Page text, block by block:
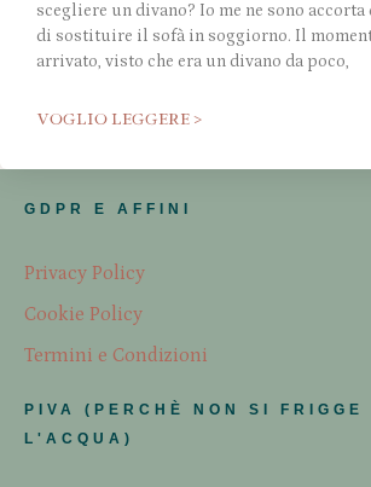
scegliere un divano? Io me ne sono accorta
di sostituire il sofà in soggiorno. Il
arrivato, visto che era un divano da poco,
VOGLIO LEGGERE >
GDPR E AFFINI
Privacy Policy
Cookie Policy
Termini e Condizioni
PIVA (PERCHÈ NON SI FRIGGE
L'ACQUA)